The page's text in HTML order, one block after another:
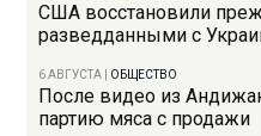
США восстановили
разведданными с
6 АВГУСТА ОБЩЕСТВО
После видео из
партию мяса с продажи